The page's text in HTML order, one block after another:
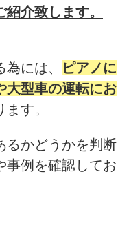
介致します。
には、
ピアノに
大型車の運転にお
ます。
るかどうかを判断
事例を確認してお